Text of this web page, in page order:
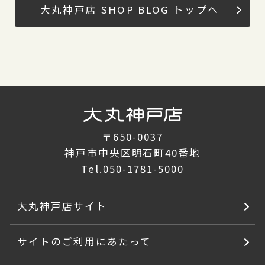
大丸神戸店 SHOP BLOG トップへ
〒650-0037
神戸市中央区明石町40番地
Tel.050-1781-5000
大丸神戸店サイト
サイトのご利用にあたって